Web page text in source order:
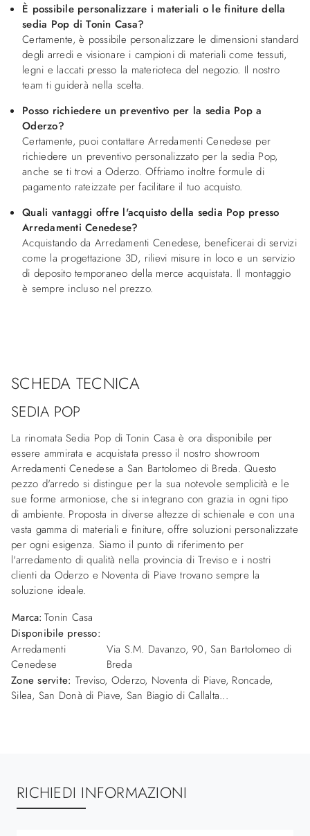
È possibile personalizzare i materiali o le finiture della
sedia Pop di Tonin Casa?
Certamente, è possibile personalizzare le dimensioni standard
degli arredi e visionare i campioni di materiali come tessuti,
legni e laccati presso la materioteca del negozio. Il nostro
team ti guiderà nella scelta.
Posso richiedere un preventivo per la sedia Pop a
Oderzo?
Certamente, puoi contattare Arredamenti Cenedese per
richiedere un preventivo personalizzato per la sedia Pop,
anche se ti trovi a Oderzo. Offriamo inoltre formule di
pagamento rateizzate per facilitare il tuo acquisto.
Quali vantaggi offre l'acquisto della sedia Pop presso
Arredamenti Cenedese?
Acquistando da Arredamenti Cenedese, beneficerai di servizi
come la progettazione 3D, rilievi misure in loco e un servizio
di deposito temporaneo della merce acquistata. Il montaggio
è sempre incluso nel prezzo.
SCHEDA TECNICA
SEDIA POP
La rinomata Sedia Pop di Tonin Casa è ora disponibile per
essere ammirata e acquistata presso il nostro showroom
Arredamenti Cenedese a San Bartolomeo di Breda. Questo
pezzo d'arredo si distingue per la sua notevole semplicità e le
sue forme armoniose, che si integrano con grazia in ogni tipo
di ambiente. Proposta in diverse altezze di schienale e con una
vasta gamma di materiali e finiture, offre soluzioni personalizzate
per ogni esigenza. Siamo il punto di riferimento per
l'arredamento di qualità nella provincia di Treviso e i nostri
clienti da Oderzo e Noventa di Piave trovano sempre la
soluzione ideale.
Marca: Tonin Casa
Disponibile presso:
Arredamenti
Cenedese
Via S.M. Davanzo, 90,San Bartolomeo di
Breda
Zone servite: Treviso, Oderzo, Noventa di Piave, Roncade,
Silea, San Donà di Piave, San Biagio di Callalta...
RICHIEDI INFORMAZIONI